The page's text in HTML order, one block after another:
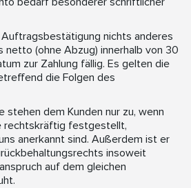
nichts anderes
netto (ohne Abzug) innerhalb von 30
zur Zahlung fällig. Es gelten die
die Folgen des
stehen dem Kunden nur zu, wenn
rechtskräftig festgestellt,
anerkannt sind. Außerdem ist er
insoweit
auf dem gleichen